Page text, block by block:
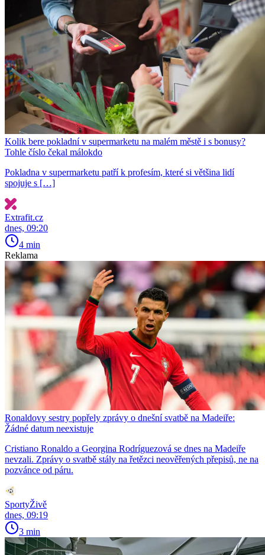
Kolik bere pokladní v supermarketu na malém městě i s bonusy?
Tohle číslo čekal málokdo
Pokladna v supermarketu patří k profesím, které si většina lidí
spojuje s […]
Extrafit.cz
dnes, 09:20
4 min
Reklama
Ronaldovy sestry popřely zprávy o dnešní svatbě na Madeiře:
Žádné datum neexistuje
Cristiano Ronaldo a Georgina Rodríguezová se dnes na Madeiře
nevzali. Zprávy o svatbě stály na řetězci neověřených přepisů, ne na
pozvánce od páru.
SportyŽivě
dnes, 09:19
3 min